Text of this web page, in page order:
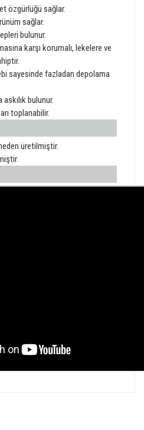
özgürlüğü sağlar.
sağlar.
bulunur.
karşı korumalı, lekelere ve
sayesinde fazladan depolama
bulunur.
toplanabilir.
üretilmiştir.